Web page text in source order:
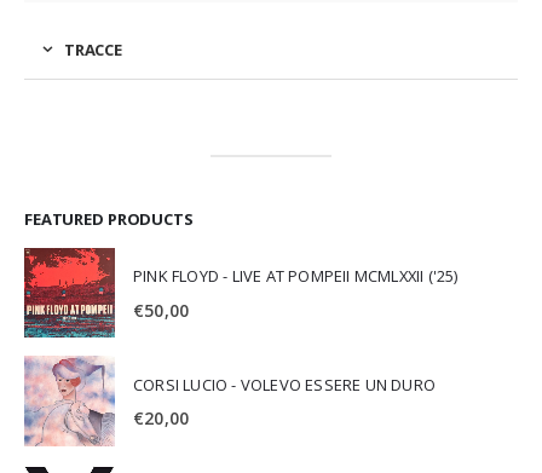
TRACCE
FEATURED PRODUCTS
PINK FLOYD - LIVE AT POMPEII MCMLXXII ('25)
€50,00
CORSI LUCIO - VOLEVO ESSERE UN DURO
€20,00